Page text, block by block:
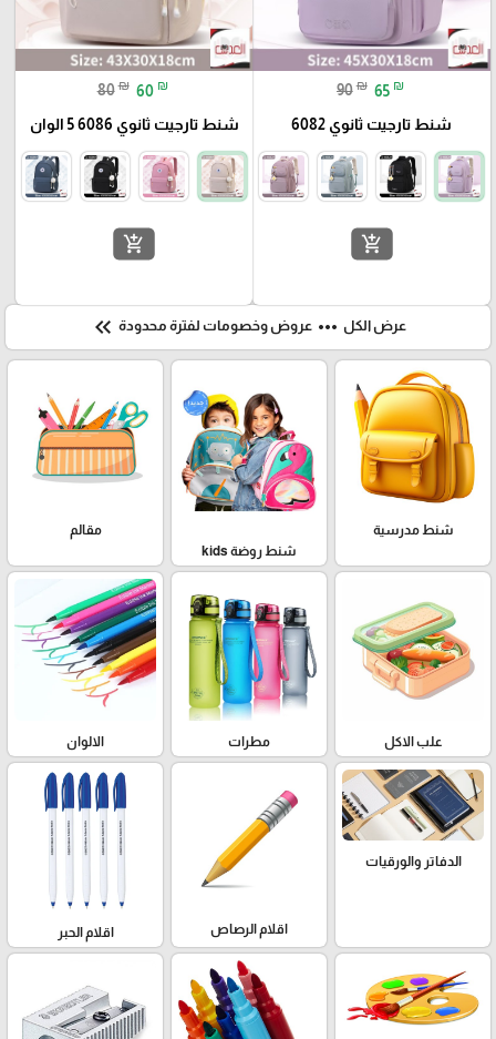
90 ₪ 65 ₪
شنط تارجيت ثانوي 6082
add_shopping_cart
80 ₪ 60 ₪
شنط تارجيت ثانوي 6086 5 الوان
add_shopping_cart
عرض الكل more_horiz عروض وخصومات لفترة محدودة keyboard_double_arrow_left
شنط مدرسية
شنط روضة kids
مقالم
علب الاكل مطرات الالوان
الدفاتر والورقيات
اقلام الرصاص اقلام الحبر